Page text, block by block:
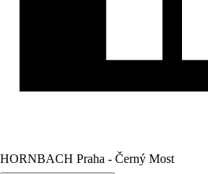
HORNBACH Praha - Černý Most